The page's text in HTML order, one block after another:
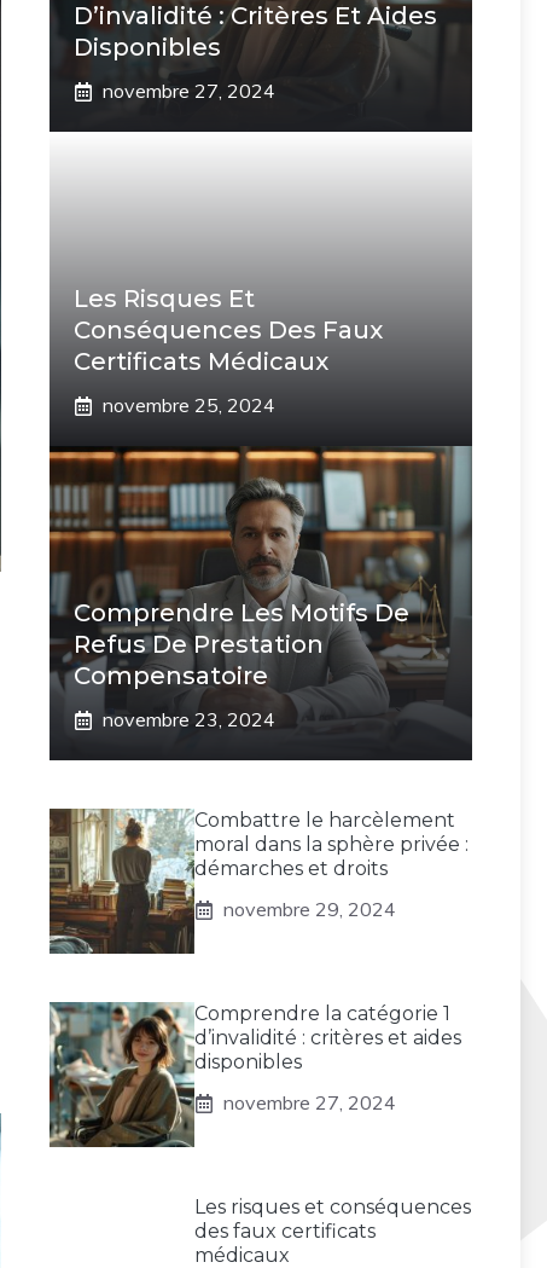
D’invalidité : Critères Et Aides
Disponibles
novembre 27, 2024
Les Risques Et
Conséquences Des Faux
Certificats Médicaux
novembre 25, 2024
Comprendre Les Motifs De
Refus De Prestation
Compensatoire
novembre 23, 2024
Combattre le harcèlement
moral dans la sphère privée :
démarches et droits
novembre 29, 2024
Comprendre la catégorie 1
d’invalidité : critères et aides
disponibles
novembre 27, 2024
Les risques et conséquences
des faux certificats
médicaux